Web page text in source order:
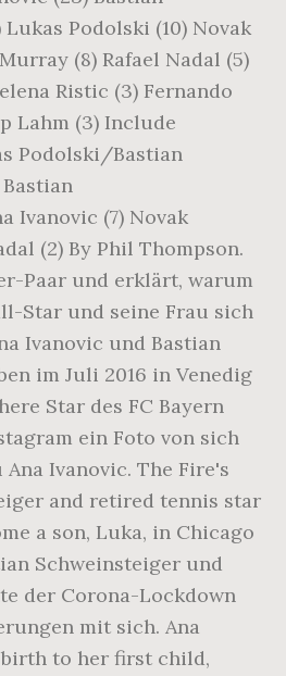
Lukas Podolski (10) Novak
(8) Rafael Nadal (5)
Ristic (3) Fernando
Lahm (3) Include
Podolski/Bastian
Ivanovic (7) Novak
(2) By Phil Thompson.
Paar und erklärt, warum
Star und seine Frau sich
Ivanovic und Bastian
im Juli 2016 in Venedig
Star des FC Bayern
ein Foto von sich
Ivanovic. The Fire's
and retired tennis star
a son, Luka, in Chicago
Schweinsteiger und
der Corona-Lockdown
mit sich. Ana
to her first child,